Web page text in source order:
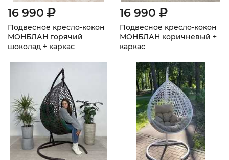
16 990
Подвесное кресло-кокон
МОНБЛАН горячий
шоколад + каркас
16 990
Подвесное кресло-кокон
МОНБЛАН коричневый +
каркас